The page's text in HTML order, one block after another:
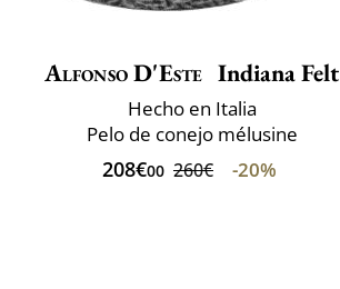
Alfonso D'Este Indiana Felt
Hecho en Italia
Pelo de conejo mélusine
208€00 260€ -20%